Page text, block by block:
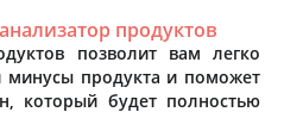
продуктов
позволит вам легко
минусы продукта и поможет
который будет полностью